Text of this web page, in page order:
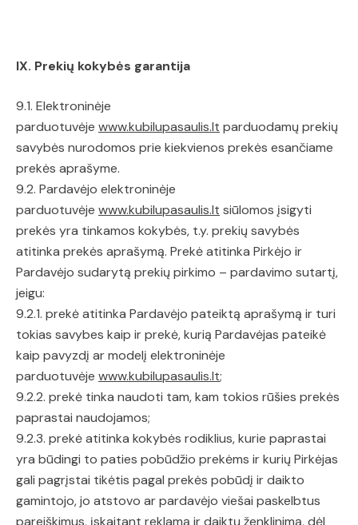
IX. Prekių kokybės garantija
9.1. Elektroninėje
parduotuvėje www.kubilupasaulis.lt parduodamų prekių
savybės nurodomos prie kiekvienos prekės esančiame
prekės aprašyme.
9.2. Pardavėjo elektroninėje
parduotuvėje www.kubilupasaulis.lt siūlomos įsigyti
prekės yra tinkamos kokybės, t.y. prekių savybės
atitinka prekės aprašymą. Prekė atitinka Pirkėjo ir
Pardavėjo sudarytą prekių pirkimo – pardavimo sutartį,
jeigu:
9.2.1. prekė atitinka Pardavėjo pateiktą aprašymą ir turi
tokias savybes kaip ir prekė, kurią Pardavėjas pateikė
kaip pavyzdį ar modelį elektroninėje
parduotuvėje www.kubilupasaulis.lt;
9.2.2. prekė tinka naudoti tam, kam tokios rūšies prekės
paprastai naudojamos;
9.2.3. prekė atitinka kokybės rodiklius, kurie paprastai
yra būdingi to paties pobūdžio prekėms ir kurių Pirkėjas
gali pagrįstai tikėtis pagal prekės pobūdį ir daikto
gamintojo, jo atstovo ar pardavėjo viešai paskelbtus
pareiškimus, įskaitant reklamą ir daiktų ženklinimą, dėl